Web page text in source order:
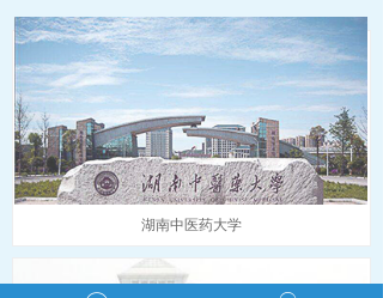
湖南中医药大学